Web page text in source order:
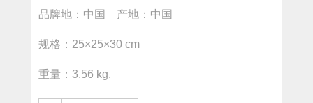
品牌地：中国 产地：中国
规格：25×25×30 cm
重量：3.56 kg.